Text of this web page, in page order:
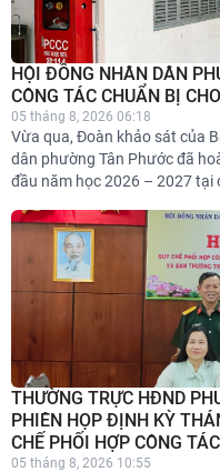
HỘI ĐỒNG NHÂN DÂN
CÔNG TÁC CHUẨN BỊ
05 tháng 8, 2026 06:18
Vừa qua, Đoàn khảo sát của
dân phường Tân Phước đã
đầu năm học 2026 – 2027
mới, kịp thời ghi nhận những
giải pháp nâng cao chất
được thực hiện theo Quyết
trực HĐND ...
THƯỜNG TRỰC HĐND
PHIÊN HỌP ĐỊNH KỲ
CHẾ PHỐI HỢP CÔNG
05 tháng 8, 2026 10:55